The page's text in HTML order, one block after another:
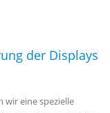
der Displays
eine spezielle